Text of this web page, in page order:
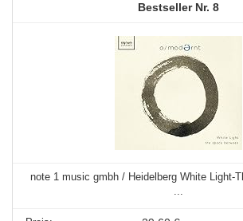
8
note 1 music gmbh / Heidelberg White Light-
...